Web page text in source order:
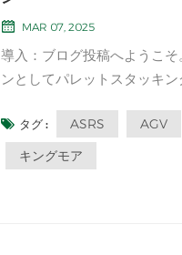
MAR 07, 2025
導入：ブログ投稿へようこ
ンとしてパレットスタッキ
ージスペースを管理および最
では、パレットスタッキング
タグ : ASRS AGV
キングモア